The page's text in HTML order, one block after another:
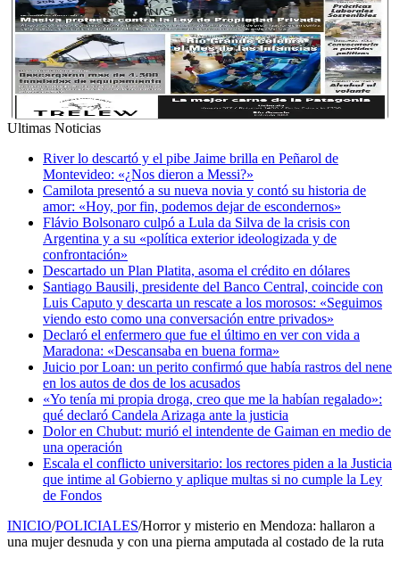
Ultimas Noticias
River lo descartó y el pibe Jaime brilla en Peñarol de
Montevideo: «¿Nos dieron a Messi?»
Camilota presentó a su nueva novia y contó su historia de
amor: «Hoy, por fin, podemos dejar de escondernos»
Flávio Bolsonaro culpó a Lula da Silva de la crisis con
Argentina y a su «política exterior ideologizada y de
confrontación»
Descartado un Plan Platita, asoma el crédito en dólares
Santiago Bausili, presidente del Banco Central, coincide con
Luis Caputo y descarta un rescate a los morosos: «Seguimos
viendo esto como una conversación entre privados»
Declaró el enfermero que fue el último en ver con vida a
Maradona: «Descansaba en buena forma»
Juicio por Loan: un perito confirmó que había rastros del nene
en los autos de dos de los acusados
«Yo tenía mi propia droga, creo que me la habían regalado»:
qué declaró Candela Arizaga ante la justicia
Dolor en Chubut: murió el intendente de Gaiman en medio de
una operación
Escala el conflicto universitario: los rectores piden a la Justicia
que intime al Gobierno y aplique multas si no cumple la Ley
de Fondos
INICIO/POLICIALES/Horror y misterio en Mendoza: hallaron a
una mujer desnuda y con una pierna amputada al costado de la ruta